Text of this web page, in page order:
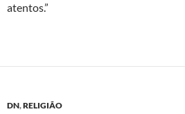
atentos.”
DN,RELIGIÃO